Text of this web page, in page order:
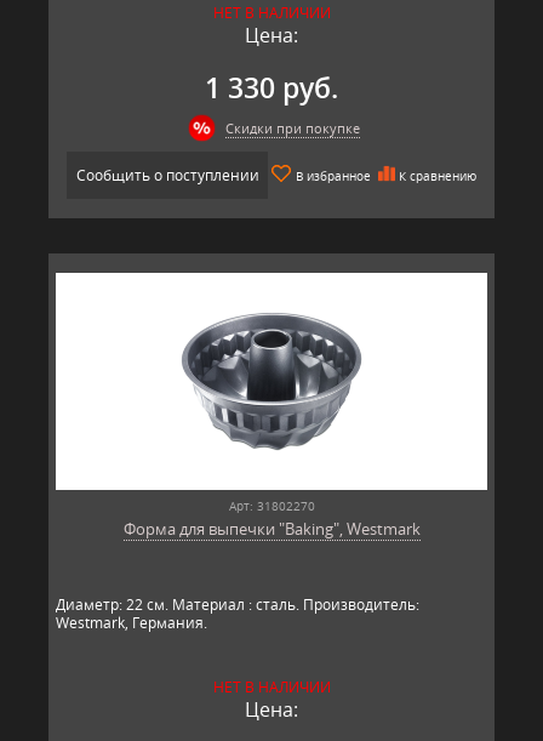
НЕТ В НАЛИЧИИ
Цена:
1 330 руб.
Скидки при покупке
Сообщить о поступлении В избранное К сравнению
Арт: 31802270
Форма для выпечки "Baking", Westmark
Диаметр: 22 см. Материал : сталь. Производитель:
Westmark, Германия.​​
НЕТ В НАЛИЧИИ
Цена: